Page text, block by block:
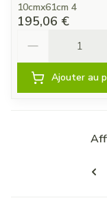
10cmx61cm 4
195,06 €
Ajouter au